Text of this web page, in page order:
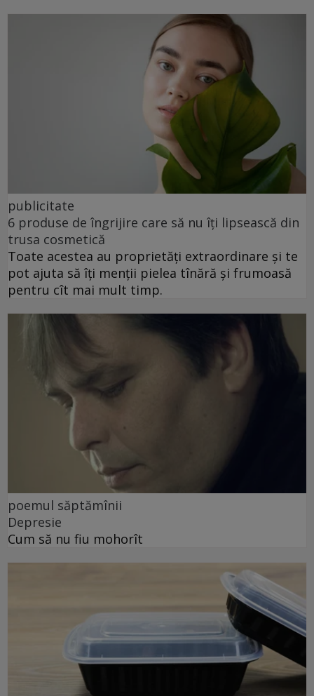
publicitate
6 produse de îngrijire care să nu îți lipsească din
trusa cosmetică
Toate acestea au proprietăți extraordinare și te
pot ajuta să îți menții pielea tînără și frumoasă
pentru cît mai mult timp.
poemul săptămînii
Depresie
Cum să nu fiu mohorît